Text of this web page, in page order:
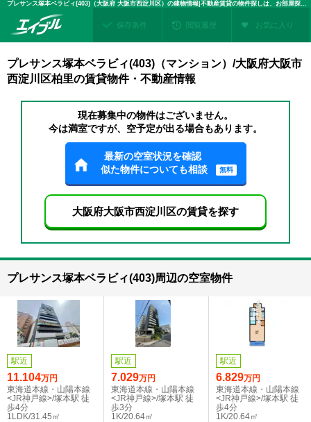
プレサンス塚本ベラビィ(403)（大阪府 大阪市西淀川区）の建物情報|不動産賃貸の物件探しは、お部屋探しのエイブル
保存条件 閲覧履歴 お気に入り
プレサンス塚本ベラビィ(403)（マンション）/大阪府大阪市
西淀川区柏里の賃貸物件・不動産情報
現在募集中の物件はございません。
今は満室ですが、空予定が出る場合もあります。
最新の空室状況を確認
似た物件についても相談
無料
大阪府大阪市西淀川区の賃貸を探す
プレサンス塚本ベラビィ(403)周辺の空室物件
駅近
11.104万円
東海道本線・山陽本線
<JR神戸線>/塚本駅 徒
歩4分
1LDK/31.45㎡
駅近
7.029万円
東海道本線・山陽本線
<JR神戸線>/塚本駅 徒
歩3分
1K/20.64㎡
駅近
6.829万円
東海道本線・山陽本線
<JR神戸線>/塚本駅 徒
歩4分
1K/20.64㎡